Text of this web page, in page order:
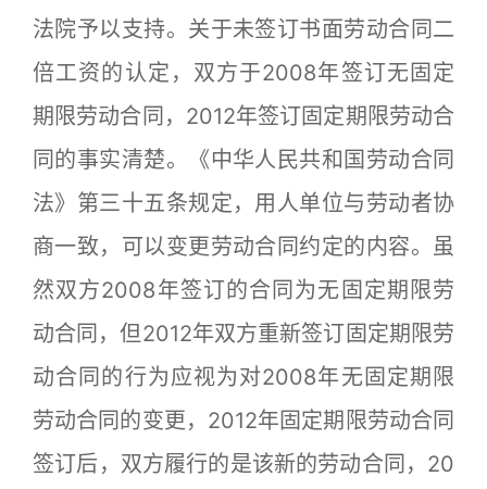
法院予以支持。关于未签订书面劳动合同二
倍工资的认定，双方于2008年签订无固定
期限劳动合同，2012年签订固定期限劳动合
同的事实清楚。《中华人民共和国劳动合同
法》第三十五条规定，用人单位与劳动者协
商一致，可以变更劳动合同约定的内容。虽
然双方2008年签订的合同为无固定期限劳
动合同，但2012年双方重新签订固定期限劳
动合同的行为应视为对2008年无固定期限
劳动合同的变更，2012年固定期限劳动合同
签订后，双方履行的是该新的劳动合同，20